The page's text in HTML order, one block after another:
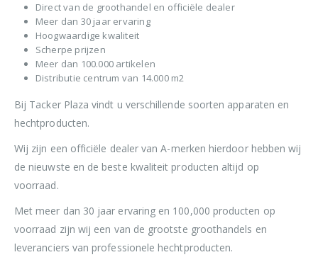
Direct van de groothandel en officiële dealer
Meer dan 30 jaar ervaring
Hoogwaardige kwaliteit
Scherpe prijzen
Meer dan 100.000 artikelen
Distributie centrum van 14.000 m2
Bij Tacker Plaza vindt u verschillende soorten apparaten en
hechtproducten.
Wij zijn een officiële dealer van A-merken hierdoor hebben wij
de nieuwste en de beste kwaliteit producten altijd op
voorraad.
Met meer dan 30 jaar ervaring en 100,000 producten op
voorraad zijn wij een van de grootste groothandels en
leveranciers van professionele hechtproducten.